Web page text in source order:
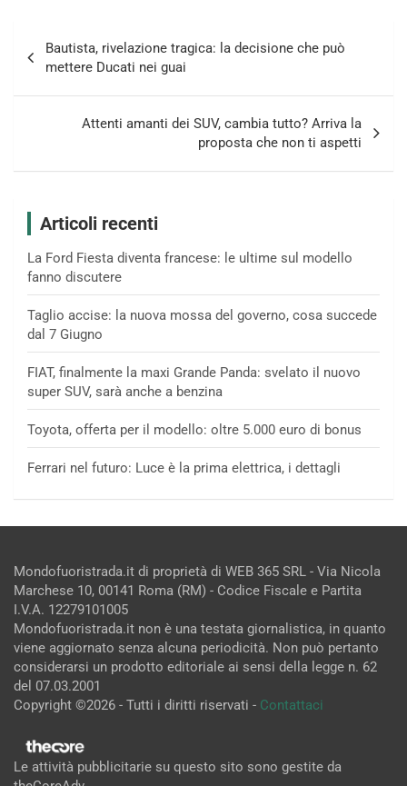
articoli
Bautista, rivelazione tragica: la decisione che può
mettere Ducati nei guai
Attenti amanti dei SUV, cambia tutto? Arriva la
proposta che non ti aspetti
Articoli recenti
La Ford Fiesta diventa francese: le ultime sul modello
fanno discutere
Taglio accise: la nuova mossa del governo, cosa succede
dal 7 Giugno
FIAT, finalmente la maxi Grande Panda: svelato il nuovo
super SUV, sarà anche a benzina
Toyota, offerta per il modello: oltre 5.000 euro di bonus
Ferrari nel futuro: Luce è la prima elettrica, i dettagli
Mondofuoristrada.it di proprietà di WEB 365 SRL - Via Nicola
Marchese 10, 00141 Roma (RM) - Codice Fiscale e Partita
I.V.A. 12279101005
Mondofuoristrada.it non è una testata giornalistica, in quanto
viene aggiornato senza alcuna periodicità. Non può pertanto
considerarsi un prodotto editoriale ai sensi della legge n. 62
del 07.03.2001
Copyright ©2026 - Tutti i diritti riservati - Contattaci
Le attività pubblicitarie su questo sito sono gestite da